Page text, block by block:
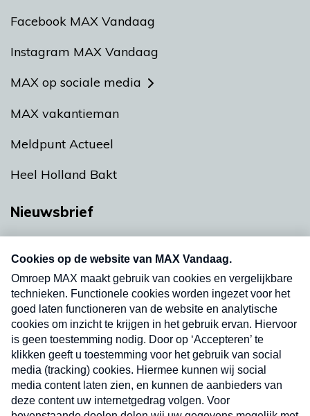
Facebook MAX Vandaag
Instagram MAX Vandaag
MAX op sociale media
MAX vakantieman
Meldpunt Actueel
Heel Holland Bakt
Nieuwsbrief
nieuwsbrief. Elke vrijdag- en dinsdagochtend in
uw mailbox.
Verzend